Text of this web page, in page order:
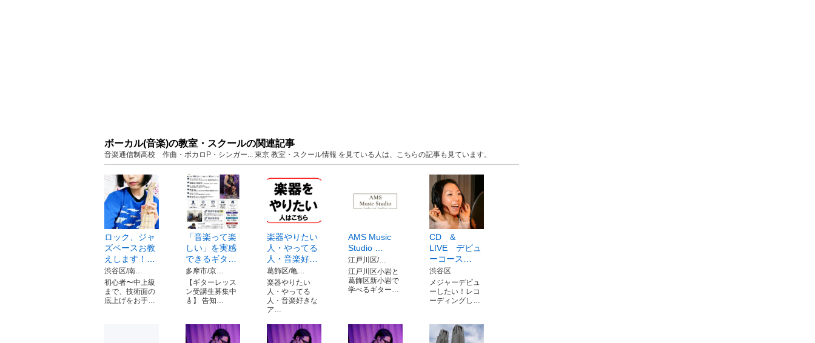
ボーカル(音楽)の教室・スクールの関連記事
音楽通信制高校 作曲・ボカロP・シンガー... 東京 教室・スクール情報 を見ている人は、こちらの記事も見ています。
ロック、ジャ
ズベースお教
えします！…
渋谷区/南…
初心者〜中上級
まで、技術面の
底上げをお手…
「音楽って楽
しい」を実感
できるギタ…
多摩市/京…
【ギターレッス
ン受講生募集中
🎸】 告知…
楽器やりたい
人・やってる
人・音楽好…
葛飾区/亀…
楽器やりたい
人・やってる
人・音楽好きな
ア…
AMS Music
Studio …
江戸川区/…
江戸川区小岩と
葛飾区新小岩で
学べるギター…
CD &
LIVE デビュ
ーコース…
渋谷区
メジャーデビュ
ーしたい！レコ
ーディングし…